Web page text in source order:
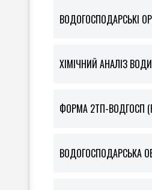
ВОДОГОСПОДАРСЬКІ
ХІМІЧНИЙ АНАЛІЗ ВОДИ
ФOРМА 2ТП-ВОДГОСП
ВОДОГОСПОДАРСЬКА